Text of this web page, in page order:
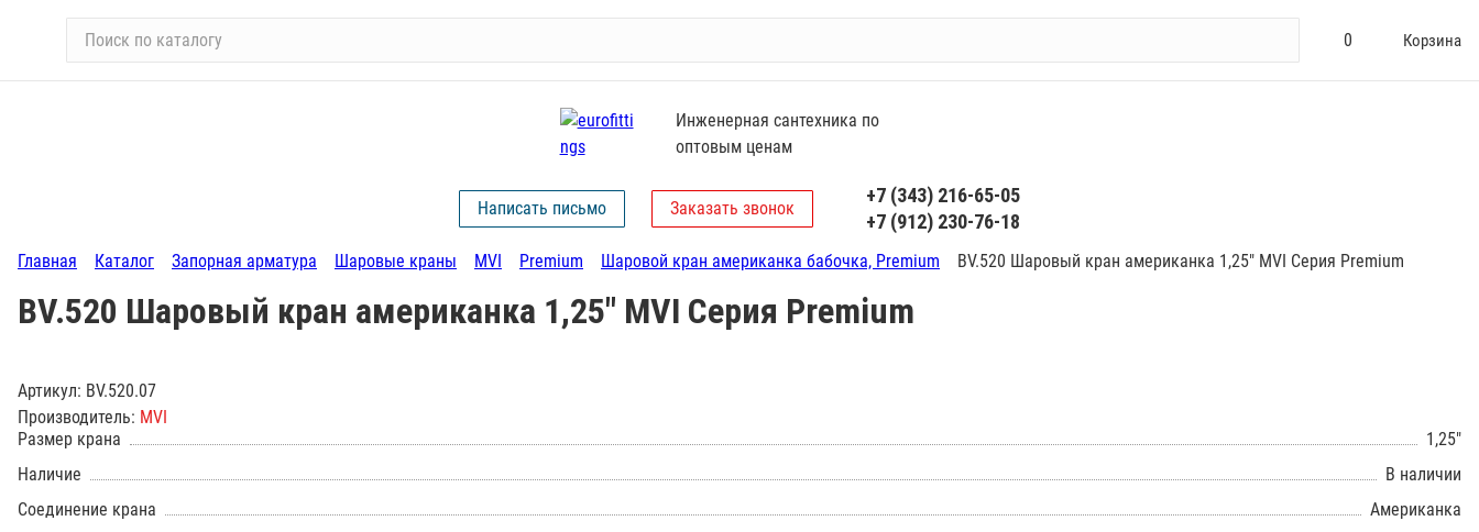
и
т
л
у
0 Корзина
Инженерная сантехника по
оптовым ценам
Написать письмо Заказать звонок
+7 (343) 216-65-05
+7 (912) 230-76-18
Главная Каталог Запорная арматура Шаровые краны MVI Premium Шаровой кран американка бабочка, Premium BV.520 Шаровый кран американка 1,25" MVI Серия Premium
BV.520 Шаровый кран американка 1,25" MVI Серия Premium
Артикул: BV.520.07
Производитель: MVI
Размер крана
1,25"
Наличие
В наличии
Соединение крана
Американка